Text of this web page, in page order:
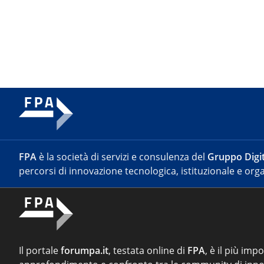
FPA è la società di servizi e consulenza del Gruppo
percorsi di innovazione tecnologica, istituzionale e
Il portaleforumpa.it, testata online di FPA, è il più